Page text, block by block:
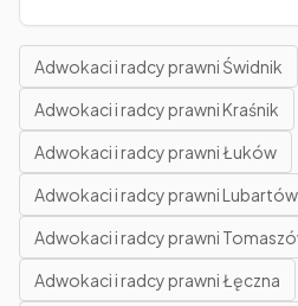
Adwokaci i radcy prawni Świdnik
Adwokaci i radcy prawni Kraśnik
Adwokaci i radcy prawni Łuków
Adwokaci i radcy prawni Lubartów
Adwokaci i radcy prawni
Adwokaci i radcy prawni Łęczna